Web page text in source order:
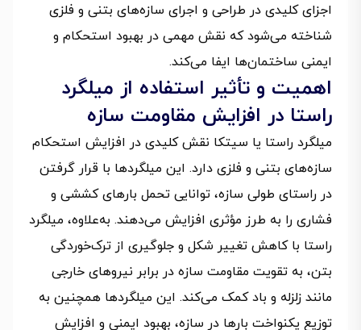
اجزای کلیدی در طراحی و اجرای سازه‌های بتنی و فلزی
شناخته می‌شود که نقش مهمی در بهبود استحکام و
ایمنی ساختمان‌ها ایفا می‌کند.
اهمیت و تأثیر استفاده از میلگرد
راستا در افزایش مقاومت سازه
میلگرد راستا یا سیتکا نقش کلیدی در افزایش استحکام
سازه‌های بتنی و فلزی دارد. این میلگردها با قرار گرفتن
در راستای طولی سازه، توانایی تحمل بارهای کششی و
فشاری را به طرز مؤثری افزایش می‌دهند. به‌علاوه، میلگرد
راستا با کاهش تغییر شکل و جلوگیری از ترک‌خوردگی
بتن، به تقویت مقاومت سازه در برابر نیروهای خارجی
مانند زلزله و باد کمک می‌کند. این میلگردها همچنین به
توزیع یکنواخت بارها در سازه، بهبود ایمنی و افزایش